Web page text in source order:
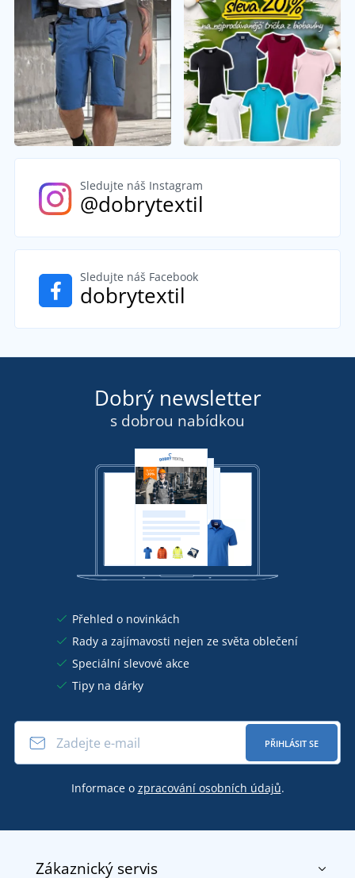
Sledujte náš Instagram
@dobrytextil
Sledujte náš Facebook
dobrytextil
Dobrý newsletter
s dobrou nabídkou
Přehled o novinkách
Rady a zajímavosti nejen ze světa oblečení
Speciální slevové akce
Tipy na dárky
PŘIHLÁSIT SE
Informace o zpracování osobních údajů.
Zákaznický servis